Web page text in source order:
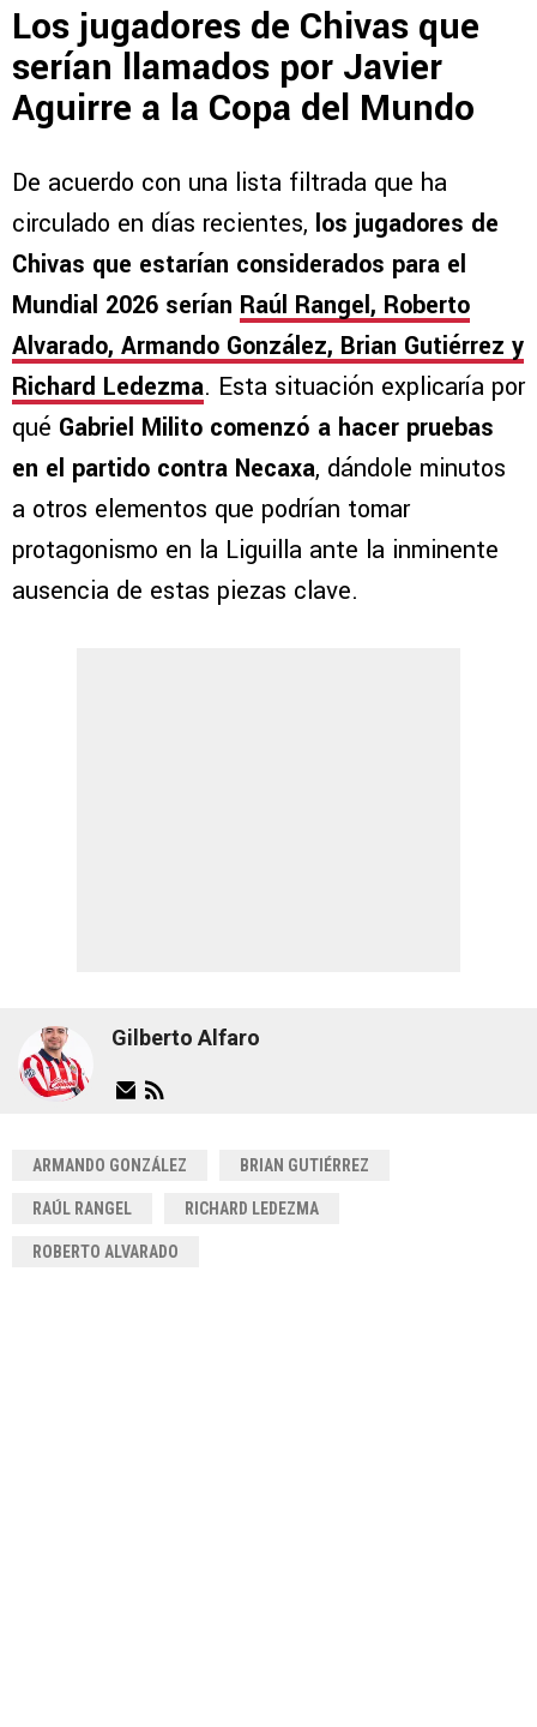
Los jugadores de Chivas que
serían llamados por Javier
Aguirre a la Copa del Mundo
De acuerdo con una lista filtrada que ha
circulado en días recientes, los jugadores de
Chivas que estarían considerados para el
Mundial 2026 serían Raúl Rangel, Roberto
Alvarado, Armando González, Brian Gutiérrez y
Richard Ledezma. Esta situación explicaría por
qué Gabriel Milito comenzó a hacer pruebas
en el partido contra Necaxa, dándole minutos
a otros elementos que podrían tomar
protagonismo en la Liguilla ante la inminente
ausencia de estas piezas clave.
Gilberto Alfaro
ARMANDO GONZÁLEZ BRIAN GUTIÉRREZ
RAÚL RANGEL RICHARD LEDEZMA
ROBERTO ALVARADO